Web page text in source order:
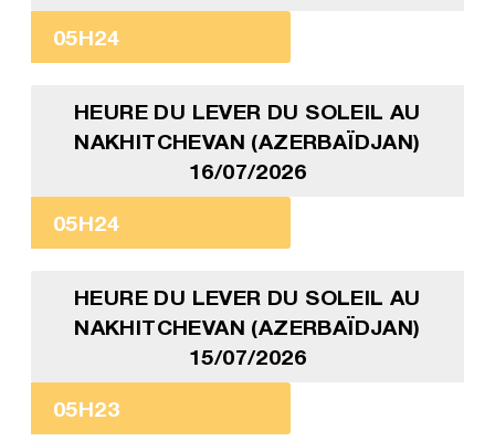
05H24
HEURE DU LEVER DU SOLEIL AU
NAKHITCHEVAN (AZERBAÏDJAN)
16/07/2026
05H24
HEURE DU LEVER DU SOLEIL AU
NAKHITCHEVAN (AZERBAÏDJAN)
15/07/2026
05H23